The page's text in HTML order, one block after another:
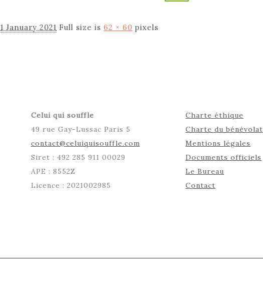
1 January 2021 Full size is 62 × 60 pixels
Celui qui souffle
49 rue Gay-Lussac Paris 5
contact@celuiquisouffle.com
Siret : 492 285 911 00029
APE : 8552Z
Licence : 2021002985
Charte éthique
Charte du bénévolat
Mentions légales
Documents officiels
Le Bureau
Contact